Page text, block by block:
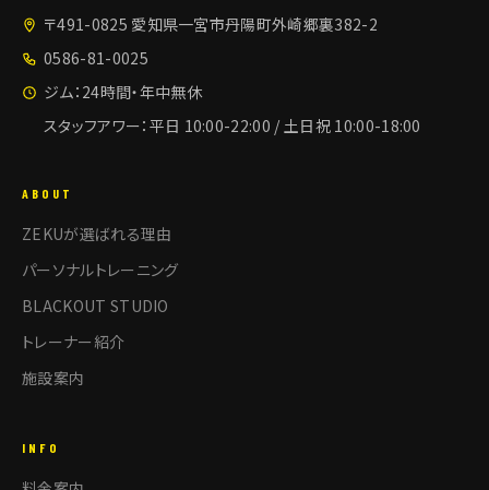
〒491-0825 愛知県一宮市丹陽町外崎郷裏382-2
0586-81-0025
ジム：24時間・年中無休
スタッフアワー：平日 10:00-22:00 / 土日祝 10:00-18:00
ABOUT
ZEKUが選ばれる理由
パーソナルトレーニング
BLACKOUT STUDIO
トレーナー紹介
施設案内
INFO